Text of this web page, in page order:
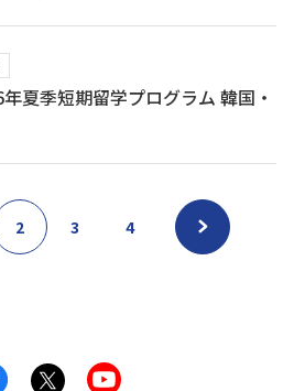
夏季短期留学プログラム 韓国・
2 3 4